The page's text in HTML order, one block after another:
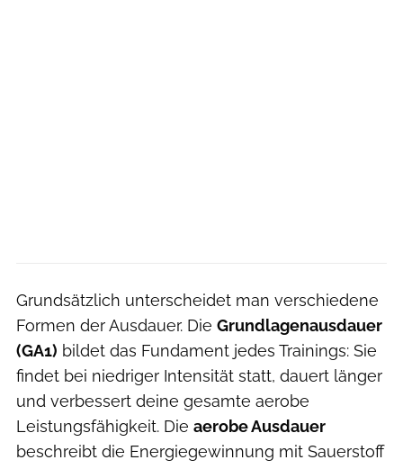
Grundsätzlich unterscheidet man verschiedene
Formen der Ausdauer. Die Grundlagenausdauer
(GA1) bildet das Fundament jedes Trainings: Sie
findet bei niedriger Intensität statt, dauert länger
und verbessert deine gesamte aerobe
Leistungsfähigkeit. Die aerobe Ausdauer
beschreibt die Energiegewinnung mit Sauerstoff